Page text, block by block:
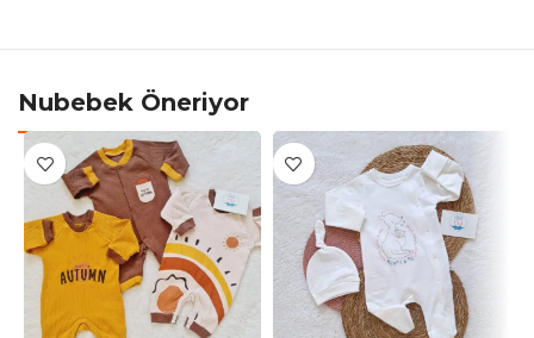
Nubebek Öneriyor